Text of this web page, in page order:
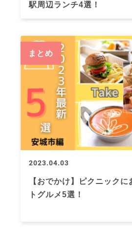
駅周辺ランチ4選！
まとめ
2023.04.03
【おでかけ】ピクニック
トグルメ5選！